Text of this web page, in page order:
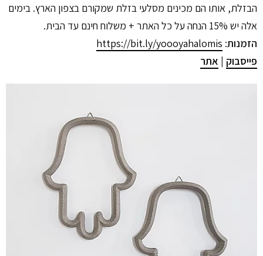
הבזלת, אותו הם מכינים מסלעי בזלת שמקורם בצפון הארץ. בימים
אלה יש 15% הנחה על כל האתר + משלוח חינם עד הבית.
הזמנות:
https://bit.ly/yoooyahalomis
פייסבוק | אתר